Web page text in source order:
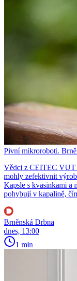
Pivní mikroroboti.
Vědci z CEITEC VUT
mohly zefektivnit
Kapsle s kvasinkami a
pohybují v kapalině,
Brněnská Drbna
dnes, 13:00
1 min